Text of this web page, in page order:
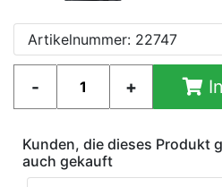
Artikelnummer: 22747
Kunden, die dieses Produkt
auch gekauft